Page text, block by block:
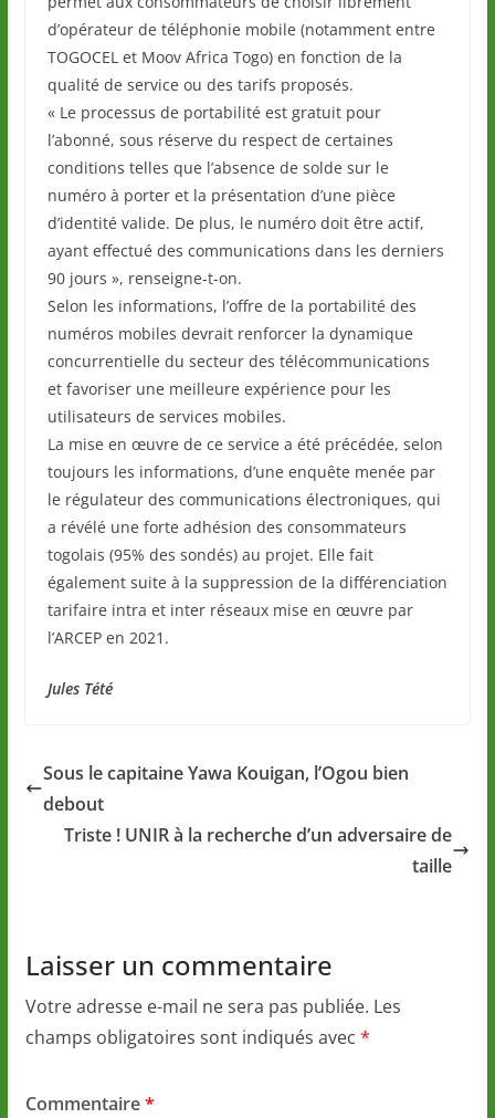
d’opérateur de téléphonie mobile (notamment entre
TOGOCEL et Moov Africa Togo) en fonction de la
qualité de service ou des tarifs proposés.
« Le processus de portabilité est gratuit pour
l’abonné, sous réserve du respect de certaines
conditions telles que l’absence de solde sur le
numéro à porter et la présentation d’une pièce
d’identité valide. De plus, le numéro doit être actif,
ayant effectué des communications dans les derniers
90 jours », renseigne-t-on.
Selon les informations, l’offre de la portabilité des
numéros mobiles devrait renforcer la dynamique
concurrentielle du secteur des télécommunications
et favoriser une meilleure expérience pour les
utilisateurs de services mobiles.
La mise en œuvre de ce service a été précédée, selon
toujours les informations, d’une enquête menée par
le régulateur des communications électroniques, qui
a révélé une forte adhésion des consommateurs
togolais (95% des sondés) au projet. Elle fait
également suite à la suppression de la différenciation
tarifaire intra et inter réseaux mise en œuvre par
l’ARCEP en 2021.
Jules Tété
Sous le capitaine Yawa Kouigan, l’Ogou bien
debout
Triste ! UNIR à la recherche d’un adversaire de
taille
Laisser un commentaire
Votre adresse e-mail ne sera pas publiée. Les
champs obligatoires sont indiqués avec *
Commentaire*